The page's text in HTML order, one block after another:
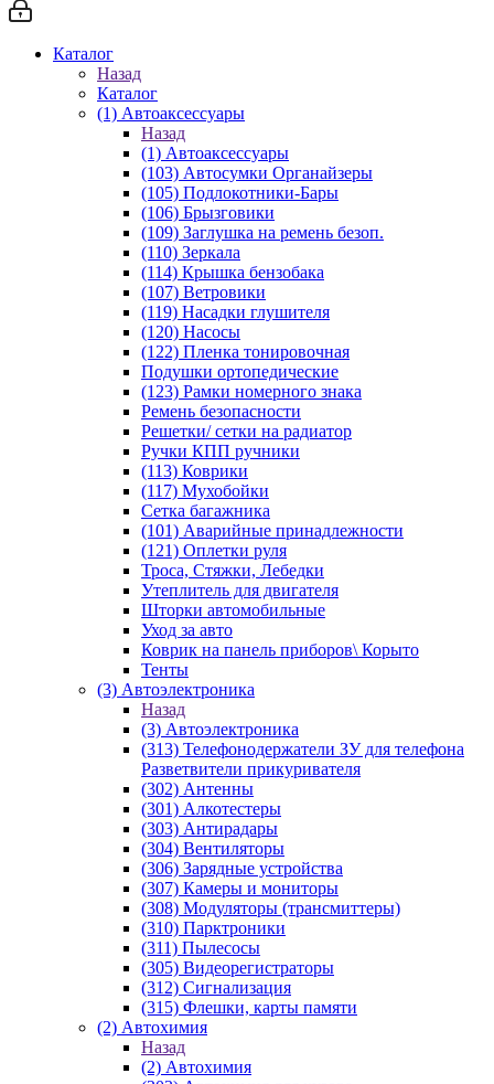
Каталог
Назад
Каталог
(1) Автоаксессуары
Назад
(1) Автоаксессуары
(103) Автосумки Органайзеры
(105) Подлокотники-Бары
(106) Брызговики
(109) Заглушка на ремень безоп.
(110) Зеркала
(114) Крышка бензобака
(107) Ветровики
(119) Насадки глушителя
(120) Насосы
(122) Пленка тонировочная
Подушки ортопедические
(123) Рамки номерного знака
Ремень безопасности
Решетки/ сетки на радиатор
Ручки КПП ручники
(113) Коврики
(117) Мухобойки
Сетка багажника
(101) Аварийные принадлежности
(121) Оплетки руля
Троса, Стяжки, Лебедки
Утеплитель для двигателя
Шторки автомобильные
Уход за авто
Коврик на панель приборов\ Корыто
Тенты
(3) Автоэлектроника
Назад
(3) Автоэлектроника
(313) Телефонодержатели ЗУ для телефона
Разветвители прикуривателя
(302) Антенны
(301) Алкотестеры
(303) Антирадары
(304) Вентиляторы
(306) Зарядные устройства
(307) Камеры и мониторы
(308) Модуляторы (трансмиттеры)
(310) Парктроники
(311) Пылесосы
(305) Видеорегистраторы
(312) Сигнализация
(315) Флешки, карты памяти
(2) Автохимия
Назад
(2) Автохимия